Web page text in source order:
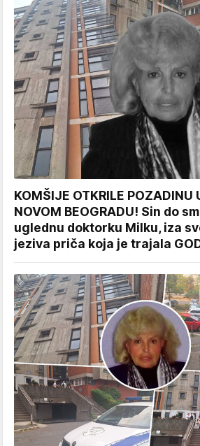
KOMŠIJE OTKRILE POZADINU
NOVOM BEOGRADU! Sin do
uglednu doktorku Milku, iza
jeziva priča koja je trajala